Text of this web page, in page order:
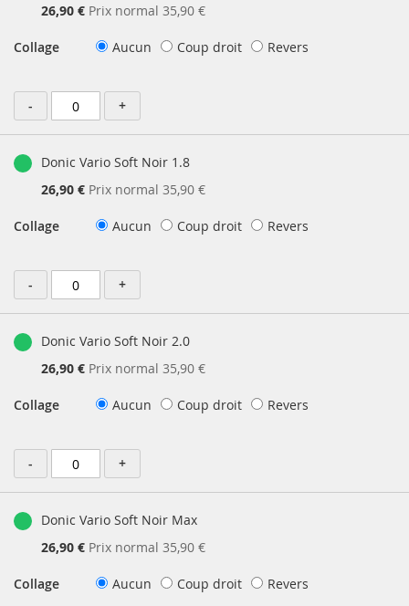
Prix
26,90 € Prix normal 35,90 €
Collage Aucun Coup droit Revers
- +
Donic Vario Soft Noir 1.8
Prix
26,90 € Prix normal 35,90 €
Collage Aucun Coup droit Revers
- +
Donic Vario Soft Noir 2.0
Prix
26,90 € Prix normal 35,90 €
Collage Aucun Coup droit Revers
- +
Donic Vario Soft Noir Max
Prix
26,90 € Prix normal 35,90 €
Collage Aucun Coup droit Revers